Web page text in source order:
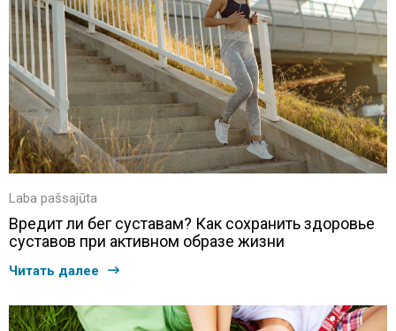
Laba pašsajūta
Вредит ли бег суставам? Как сохранить здоровье
суставов при активном образе жизни
Читать далее